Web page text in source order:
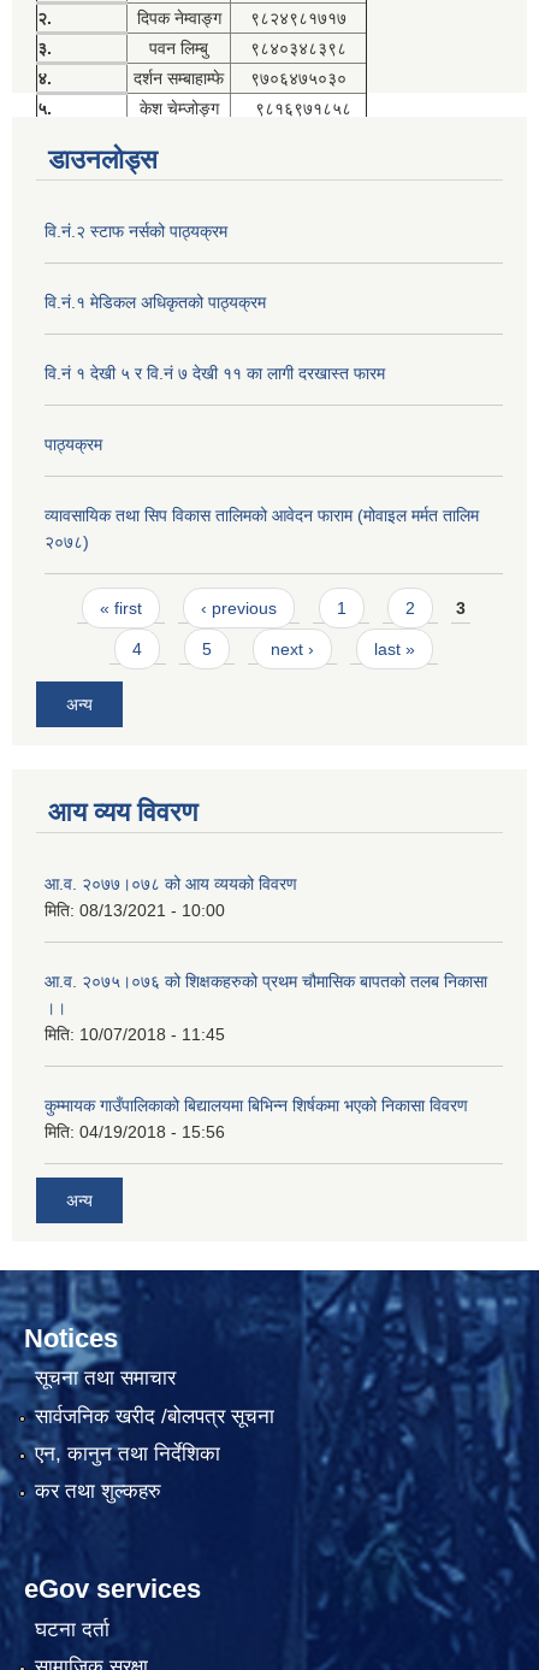
२.
दिपक नेम्वाङ्ग
९८२४९८१७१७
३.
पवन लिम्बु
९८४०३४८३९८
४.
दर्शन सम्बाहाम्फे
९७०६४७५०३०
५.
केश चेम्जोङ्ग ९८१६९७१८५८
डाउनलोड्स
वि.नं.२ स्टाफ नर्सको पाठ्यक्रम
वि.नं.१ मेडिकल अधिकृतको पाठ्यक्रम
वि.नं १ देखी ५ र वि.नं ७ देखी ११ का लागी दरखास्त फारम
पाठ्यक्रम
व्यावसायिक तथा सिप विकास तालिमको आवेदन फाराम (मोवाइल मर्मत तालिम
२०७८)
Pages
« first ‹ previous 1 2 3
4 5 next › last »
अन्य
आय व्यय विवरण
आ.व. २०७७।०७८ को आय व्ययको विवरण
मिति: 08/13/2021 - 10:00
आ.व. २०७५।०७६ को शिक्षकहरुको प्रथम चौमासिक बापतको तलब निकासा
।।
मिति: 10/07/2018 - 11:45
कुम्मायक गाउँपालिकाको बिद्यालयमा बिभिन्न शिर्षकमा भएको निकासा विवरण
मिति: 04/19/2018 - 15:56
अन्य
Notices
सूचना तथा समाचार
सार्वजनिक खरीद /बोलपत्र सूचना
एन, कानुन तथा निर्देशिका
कर तथा शुल्कहरु
eGov services
घटना दर्ता